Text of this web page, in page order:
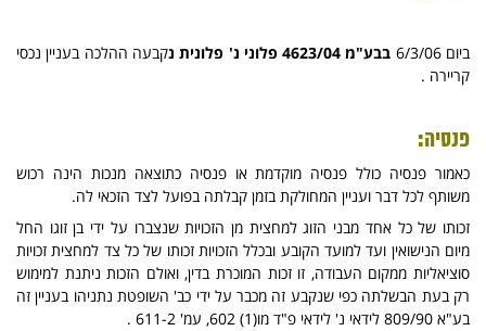
ביום 6/3/06 בבע"מ 4623/04 פלוני נ' פלונית נ
קבעה ההלכה בעניין נכסי
קריירה .
פנסיה:
כאמור פנסיה כולל פנסיה מוקדמת או פנסיה כתוצאה מנכות הינה רכוש
משותף לכל דבר ועניין המחולקת בזמן קבלתה בפועל לצד הזכאי לה.
זכותו של כל אחד מבני הזוג למחצית מן הזכויות שנצברו על ידי בן זוגו החל
מיום הנישואין ועד למועד הקובע ובכלל הזכויות זכותו של כל צד למחצית זכויות
סוציאליות ממקום העבודה, זו זכות המוכרת בדין, ואולם הזכות ניתנת למימוש
רק בעת הבשלתה כפי שנקבע זה מכבר על ידי כב' השופטת נתניהו בעניין זה
בע"א 809/90 לידאי נ' לידאי פ"ד מו(1) 602, עמ' 611-2 .